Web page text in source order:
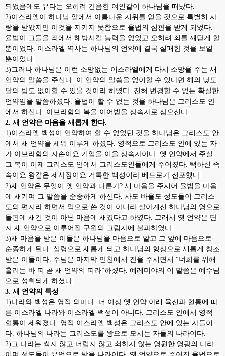
되었음에도 유다는 오히려 간음한 여인같이 하나님을 떠났다.
2)이스라엘이 하나님 앞에서 아름다운 지위를 얻을 것으로 특별히 사
랑을 받았지만 이것을 지키지 못함으로 율법의 심판을 받게 되었다.
율법이 그들을 죄에서 해방시킬 능력을 없었고 오히려 죄를 꺠닫게 할
뿐이었다. 이스라엘 역사는 하나님의 언약에 결국 실패한 것을 보일
뿐이었다.
3)그러나 하나님은 이런 소망없는 이스라엘에게 다시 소망을 주는 새
언약의 말씀을 주신다. 이 언약의 말씀을 없이할 수 있다면 해의 낮도
달의 밤도 없이할 수 있을 것이라 하였다. 전혀 변경할 수 없는 확실한
언약임을 말씀하셨다. 율법이 할 수 없는 것을 하나님은 그리스도 안
에서 하신다. 아브라함의 복을 이어받을 상속자로 삼으신다.
2. 새 언약은 마음을 새롭게 한다.
1)이스라엘 백성이 연약하여 할 수 없었던 것을 하나님은 그리스도 안
에서 새 언약을 세워 이루게 하셨다. 영적으로 그리스도 안에 있는 자
가 아브라함의 자손이요 기업을 이을 상속자이다. 옛 언약에서 주실
그 복이 이제 그리스도 안에서 그리스도인들에게 주어졌다. 택하신 족
속이요 왕같은 제사장이요 거룩한 백성이라 베드로가 선포했다.
2)새 언약은 무엇이 옛 언약과 다른가? 새 마음을 주시어 율법을 마음
에 새기며 그 말씀을 순종하게 하신다. 사도 바울도 성도들이 그리스
도의 편지라 하면서 먹으로 쓴 것이 아니라 살아계신 하나님의 영으로
돌판에 새긴 것이 아닌 마음에 새겼다고 하였다. 그래서 옛 언약은 단
지 새 언약으로 이루어질 구원의 그림자에 불과하였다.
3)새 마음을 받은 이들은 하나님을 마음으로 알고 그 앞에 마음으로
순종하게 된다. 심령으로 새롭게 되고 하나님의 형상으로 새롭게 창조
받은 이들이다. 주님은 마지막 만찬에서 잔을 주시면서 “너희를 위해
흘리는 바 피 곧 새 언약의 피라”하셨다. 예레미야의 이 말씀은 예수님
으로 성취되게 하셨다.
3. 새 언약의 특성
1)나라와 백성은 영적 의미다. 더 이상 옛 언약 아래 육신과 혈통에 따
른 이스라엘 나라와 이스라엘 백성이 아니다. 그리스도 안에서 영적
혈통이 세워졌다. 영적 이스라엘 백성은 그리스도 안에 있는 자들이
다. 하나님의 나라는 그리스도를 왕으로 모시는 자들의 나라이다.
2)그 나라는 썩지 않고 더럽지 않고 쇠하지 않는 영원한 영광의 나라